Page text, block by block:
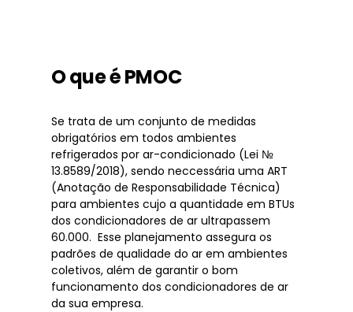
O que é PMOC
Se trata de um conjunto de medidas
obrigatórios em todos ambientes
refrigerados por ar-condicionado (Lei №
13.8589/2018), sendo neccessária uma ART
(Anotação de Responsabilidade Técnica)
para ambientes cujo a quantidade em BTUs
dos condicionadores de ar ultrapassem
60.000. Esse planejamento assegura os
padrões de qualidade do ar em ambientes
coletivos, além de garantir o bom
funcionamento dos condicionadores de ar
da sua empresa.